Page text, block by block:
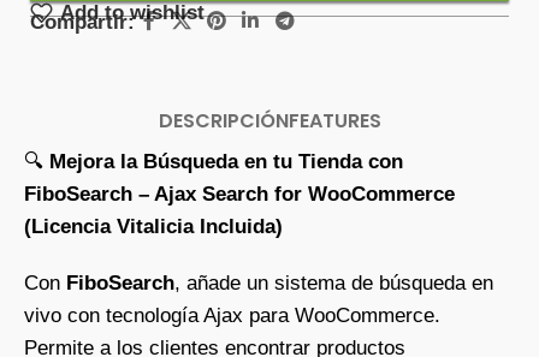
Add to wishlist
Compartir:
DESCRIPCIÓNFEATURES
🔍 Mejora la Búsqueda en tu Tienda con
FiboSearch – Ajax Search for WooCommerce
(Licencia Vitalicia Incluida)
Con FiboSearch, añade un sistema de búsqueda en
vivo con tecnología Ajax para WooCommerce.
Permite a los clientes encontrar productos